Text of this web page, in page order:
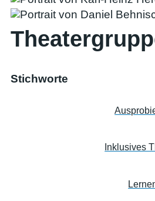
Stichworte
Inklusives